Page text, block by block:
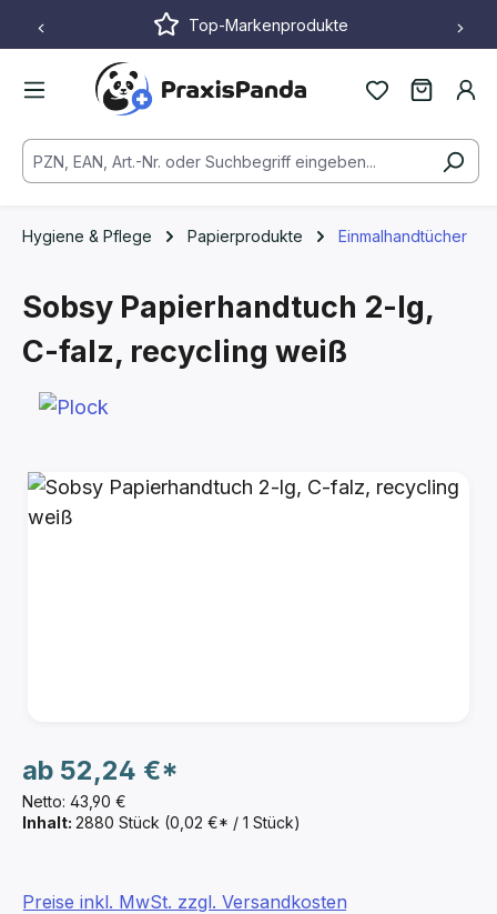
Zum Hauptinhalt springenTop-Markenprodukte
Hygiene & Pflege Papierprodukte Einmalhandtücher
Sobsy Papierhandtuch 2-lg,
C-falz, recycling weiß
Bildergalerie überspringen
Netto: 43,90 €
ab 52,24 €*
Inhalt: 2880 Stück (0,02 €* / 1 Stück)
Preise inkl. MwSt. zzgl. Versandkosten